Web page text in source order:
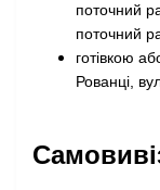
поточний
поточний
готівкою
Рованці,